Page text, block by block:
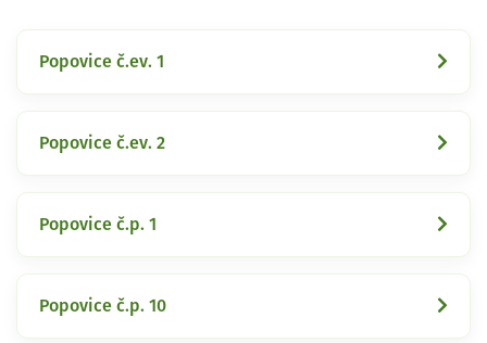
Popovice č.ev. 1
Popovice č.ev. 2
Popovice č.p. 1
Popovice č.p. 10